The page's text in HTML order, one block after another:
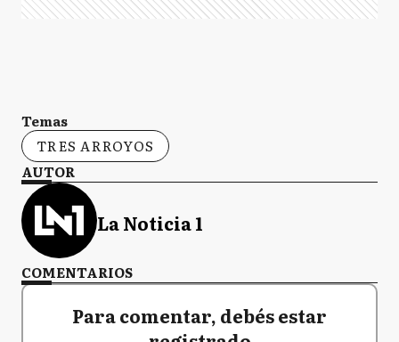
Temas
TRES ARROYOS
AUTOR
La Noticia 1
COMENTARIOS
Para comentar, debés estar